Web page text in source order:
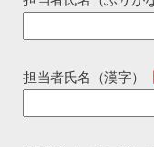
担当者氏名（漢字）